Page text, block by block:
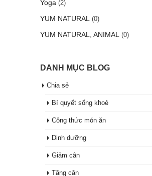
Yoga (2)
YUM NATURAL (0)
YUM NATURAL, ANIMAL (0)
DANH MỤC BLOG
Chia sẻ
Bí quyết sống khoẻ
Công thức món ăn
Dinh dưỡng
Giảm cân
Tăng cân